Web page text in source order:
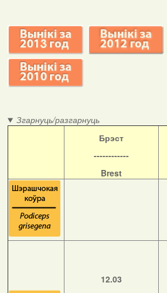
Згарнуць/разгарнуць
Брэст
------------
Brest
12.03